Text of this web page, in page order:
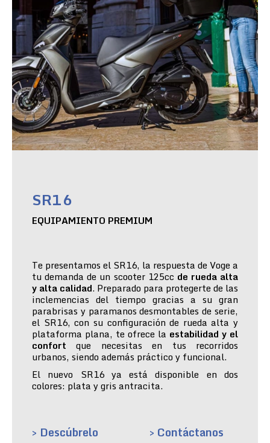
SR16
EQUIPAMIENTO PREMIUM
Te presentamos el SR16, la respuesta de Voge a
tu demanda de un scooter 125cc de rueda alta
y alta calidad. Preparado para protegerte de las
inclemencias del tiempo gracias a su gran
parabrisas y paramanos desmontables de serie,
el SR16, con su configuración de rueda alta y
plataforma plana, te ofrece la estabilidad y el
confort que necesitas en tus recorridos
urbanos, siendo además práctico y funcional.
El nuevo SR16 ya está disponible en dos
colores: plata y gris antracita.
> Descúbrelo > Contáctanos